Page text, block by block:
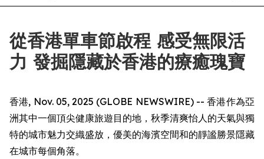
從香港單車節啟程 感受無限活
力 發掘隱藏於香港的療癒瑰寶
香港, Nov. 05, 2025 (GLOBE NEWSWIRE) -- 香港作為亞
洲其中一個頂尖健康旅遊目的地，秋季清爽怡人的天氣與獨
特的城市魅力交織盛放，優美的海濱空間和的靜謐勝景隱藏
在城市每個角落。